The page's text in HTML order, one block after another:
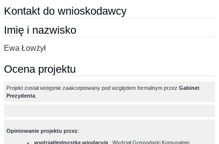
Kontakt do wnioskodawcy
Imię i nazwisko
Ewa Łowżył
Ocena projektu
Projekt został wstępnie zaakceptowany pod względem formalnym przez Gabinet
Prezydenta
Opiniowanie projektu przez:
wydział/jednostka wiodący/a : Wydział Gospodarki Komunalnej